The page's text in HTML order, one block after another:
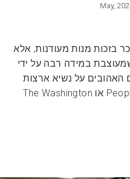
בזכות מנות מעודנות, אלא
במידה רבה על ידי
הם 6 המאכלים האהובים על נשיא ארצות
הברית לפי כלי תקשורת כמו People או The Washington